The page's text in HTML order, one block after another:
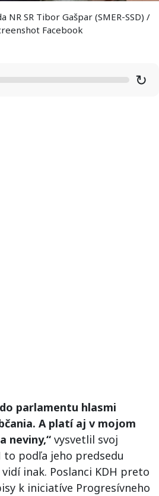
SR Tibor Gašpar (SMER-SSD) /
Facebook
↻
parlamentu hlasmi
A platí aj v mojom
neviny,“ vysvetlil svoj
to podľa jeho predsedu
inak. Poslanci KDH preto
k iniciatíve Progresívneho